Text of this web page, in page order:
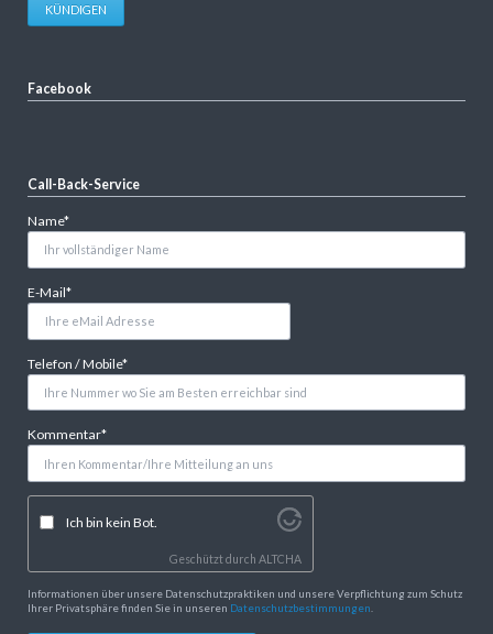
KÜNDIGEN
Facebook
Call-Back-Service
Pflichtfeld
Name*
Pflichtfeld
E-Mail*
Pflichtfeld
Telefon / Mobile*
Pflichtfeld
Kommentar*
Ich bin kein Bot.
Geschützt durchALTCHA
Informationen über unsere Datenschutzpraktiken und unsere Verpflichtung zum Schutz
Ihrer Privatsphäre finden Sie in unseren Datenschutzbestimmungen